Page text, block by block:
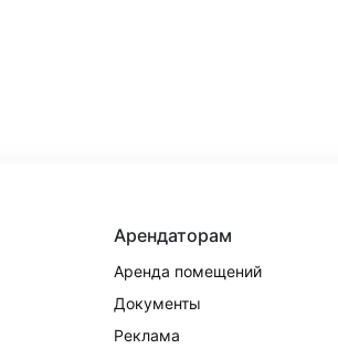
Арендаторам
Аренда помещений
Документы
Реклама